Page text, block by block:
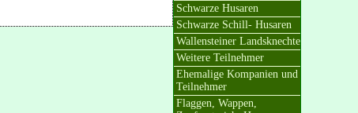
Schwarze Husaren
Schwarze Schill- Husaren
Wallensteiner Landsknechte
Weitere Teilnehmer
Ehemalige Kompanien und
Teilnehmer
Flaggen, Wappen,